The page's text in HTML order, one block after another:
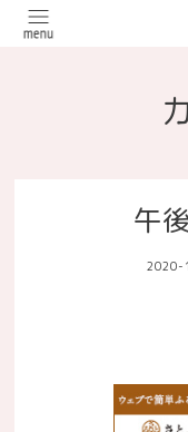
午
2020-